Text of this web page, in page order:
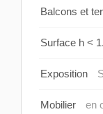
Balcons et
Surface h <
Exposition
Mobilier en